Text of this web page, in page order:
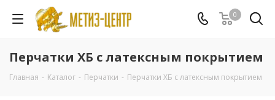
0
Перчатки ХБ с латексным покрытием
Главная - Каталог - Перчатки - Перчатки ХБ с латексным покрытием